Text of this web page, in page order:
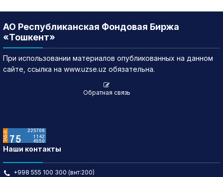
АО Республиканская Фондовая Биржа
«Тошкент»
При использовании материалов опубликованных на данном
сайте, ссылка на www.uzse.uz обязательна.
Обратная связь
Наши контакты
+998 555 100 300 (внт:200)